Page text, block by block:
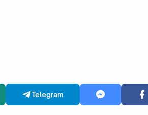
Telegram